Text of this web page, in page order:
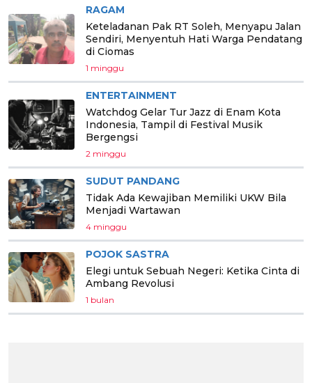
RAGAM
Keteladanan Pak RT Soleh, Menyapu Jalan
Sendiri, Menyentuh Hati Warga Pendatang
di Ciomas
1 minggu
ENTERTAINMENT
Watchdog Gelar Tur Jazz di Enam Kota
Indonesia, Tampil di Festival Musik
Bergengsi
2 minggu
SUDUT PANDANG
Tidak Ada Kewajiban Memiliki UKW Bila
Menjadi Wartawan
4 minggu
POJOK SASTRA
Elegi untuk Sebuah Negeri: Ketika Cinta di
Ambang Revolusi
1 bulan